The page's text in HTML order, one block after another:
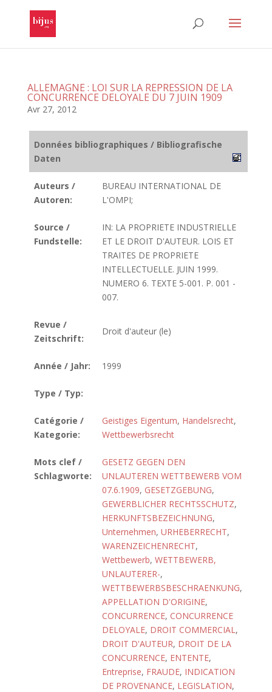
ALLEMAGNE : LOI SUR LA REPRESSION DE LA
CONCURRENCE DELOYALE DU 7 JUIN 1909
Avr 27, 2012
Données bibliographiques / Bibliografische
Daten
Auteurs /
Autoren:
BUREAU INTERNATIONAL DE
L'OMPI;
Source /
Fundstelle:
IN: LA PROPRIETE INDUSTRIELLE
ET LE DROIT D'AUTEUR. LOIS ET
TRAITES DE PROPRIETE
INTELLECTUELLE. JUIN 1999.
NUMERO 6. TEXTE 5-001. P. 001 -
007.
Revue /
Zeitschrift:
Droit d'auteur (le)
Année / Jahr: 1999
Type / Typ:
Catégorie /
Kategorie:
Geistiges Eigentum, Handelsrecht,
Wettbewerbsrecht
Mots clef /
Schlagworte:
GESETZ GEGEN DEN
UNLAUTEREN WETTBEWERB VOM
07.6.1909, GESETZGEBUNG,
GEWERBLICHER RECHTSSCHUTZ,
HERKUNFTSBEZEICHNUNG,
Unternehmen, URHEBERRECHT,
WARENZEICHENRECHT,
Wettbewerb, WETTBEWERB,
UNLAUTERER-,
WETTBEWERBSBESCHRAENKUNG,
APPELLATION D'ORIGINE,
CONCURRENCE, CONCURRENCE
DELOYALE, DROIT COMMERCIAL,
DROIT D'AUTEUR, DROIT DE LA
CONCURRENCE, ENTENTE,
Entreprise, FRAUDE, INDICATION
DE PROVENANCE, LEGISLATION,